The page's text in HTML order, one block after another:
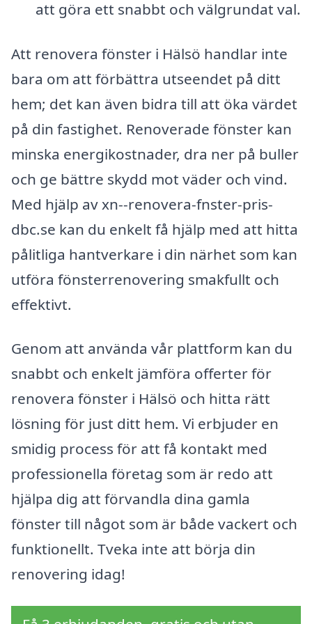
att göra ett snabbt och välgrundat val.
Att renovera fönster i Hälsö handlar inte
bara om att förbättra utseendet på ditt
hem; det kan även bidra till att öka värdet
på din fastighet. Renoverade fönster kan
minska energikostnader, dra ner på buller
och ge bättre skydd mot väder och vind.
Med hjälp av xn--renovera-fnster-pris-
dbc.se kan du enkelt få hjälp med att hitta
pålitliga hantverkare i din närhet som kan
utföra fönsterrenovering smakfullt och
effektivt.
Genom att använda vår plattform kan du
snabbt och enkelt jämföra offerter för
renovera fönster i Hälsö och hitta rätt
lösning för just ditt hem. Vi erbjuder en
smidig process för att få kontakt med
professionella företag som är redo att
hjälpa dig att förvandla dina gamla
fönster till något som är både vackert och
funktionellt. Tveka inte att börja din
renovering idag!